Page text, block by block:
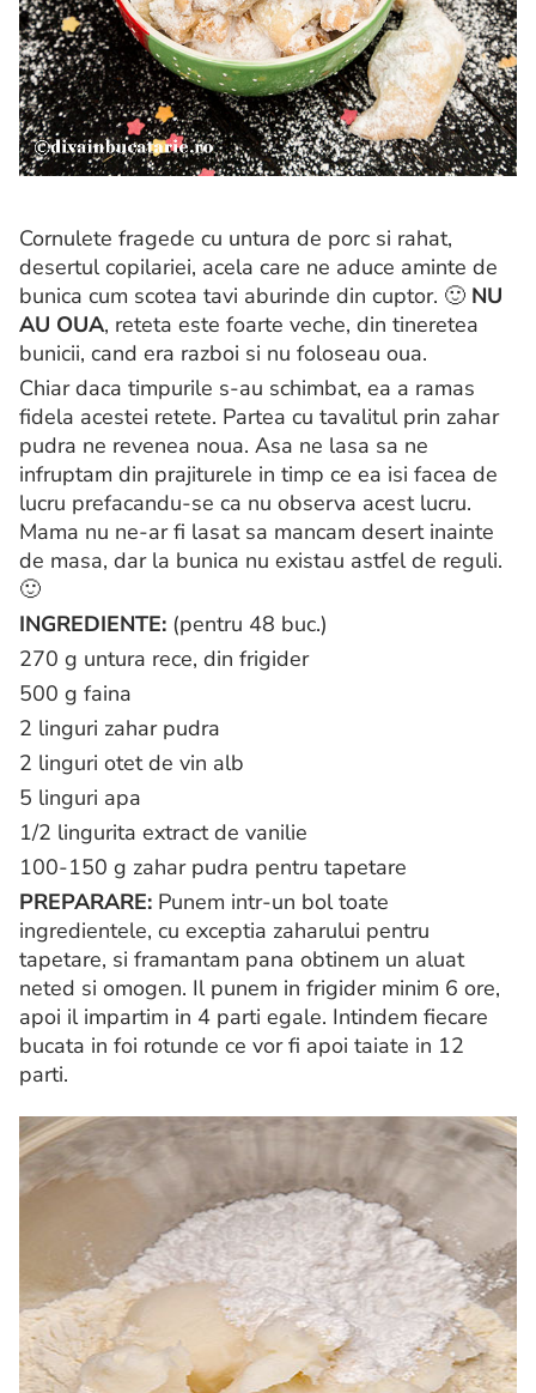
Cornulete fragede cu untura de porc si rahat,
desertul copilariei, acela care ne aduce aminte de
bunica cum scotea tavi aburinde din cuptor. 🙂 NU
AU OUA, reteta este foarte veche, din tineretea
bunicii, cand era razboi si nu foloseau oua.
Chiar daca timpurile s-au schimbat, ea a ramas
fidela acestei retete. Partea cu tavalitul prin zahar
pudra ne revenea noua. Asa ne lasa sa ne
infruptam din prajiturele in timp ce ea isi facea de
lucru prefacandu-se ca nu observa acest lucru.
Mama nu ne-ar fi lasat sa mancam desert inainte
de masa, dar la bunica nu existau astfel de reguli.
🙂
INGREDIENTE: (pentru 48 buc.)
270 g untura rece, din frigider
500 g faina
2 linguri zahar pudra
2 linguri otet de vin alb
5 linguri apa
1/2 lingurita extract de vanilie
100-150 g zahar pudra pentru tapetare
PREPARARE: Punem intr-un bol toate
ingredientele, cu exceptia zaharului pentru
tapetare, si framantam pana obtinem un aluat
neted si omogen. Il punem in frigider minim 6 ore,
apoi il impartim in 4 parti egale. Intindem fiecare
bucata in foi rotunde ce vor fi apoi taiate in 12
parti.